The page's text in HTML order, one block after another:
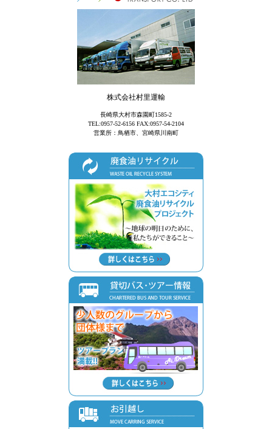
株式会社村里運輸
長崎県大村市森園町1585-2
TEL:0957-52-6156 FAX:0957-54-2104
営業所：鳥栖市、宮崎県川南町